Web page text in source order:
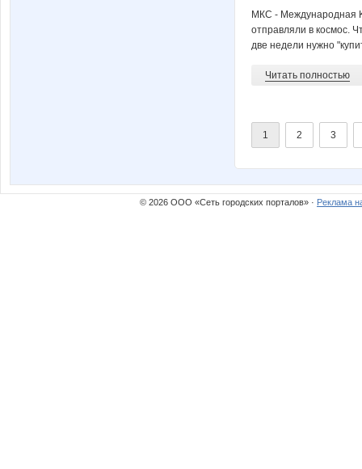
МКС - Mеждународная
отправляли в космос.
две недели нужно
Читать полностью
1 2 3
© 2026 ООО «Сеть городских порталов» · Реклама